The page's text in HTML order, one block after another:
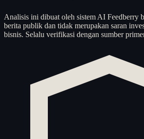
Analisis ini dibuat oleh sistem AI Feedberry
berita publik dan tidak merupakan saran
bisnis. Selalu verifikasi dengan sumber